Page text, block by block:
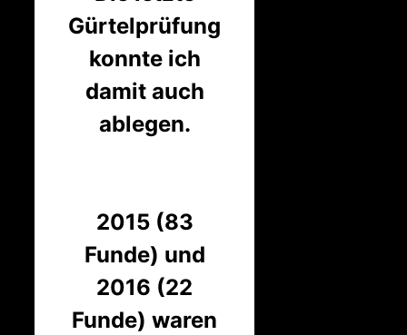
Gürtelprüfung
konnte ich
damit auch
ablegen.
2015 (83
Funde) und
2016 (22
Funde) waren